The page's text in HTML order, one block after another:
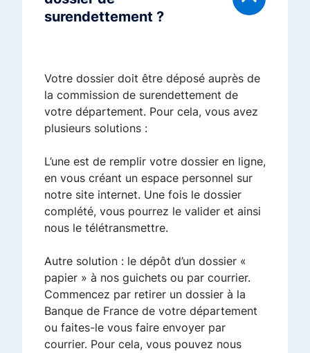
surendettement ?
Votre dossier doit être déposé auprès de
la commission de surendettement de
votre département. Pour cela, vous avez
plusieurs solutions :
L’une est de remplir votre dossier en ligne,
en vous créant un espace personnel sur
notre site internet. Une fois le dossier
complété, vous pourrez le valider et ainsi
nous le télétransmettre.
Autre solution : le dépôt d’un dossier «
papier » à nos guichets ou par courrier.
Commencez par retirer un dossier à la
Banque de France de votre département
ou faites-le vous faire envoyer par
courrier. Pour cela, vous pouvez nous